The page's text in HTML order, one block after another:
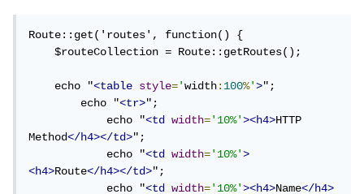
Route::get('routes', function() {
    $routeCollection = Route::getRoutes();
    echo "
<table style='width:100%'>";
        echo "
<tr>";
            echo "
<td width='10%'><h4>HTTP
Method</h4></td>";
            echo "
<td width='10%'>
<h4>Route</h4></td>";
            echo "
<td width='10%'><h4>Name</h4>